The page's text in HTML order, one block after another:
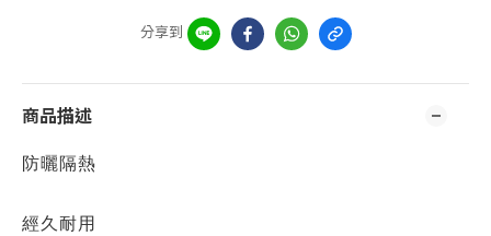
分享到
商品描述
防曬隔熱
經久耐用